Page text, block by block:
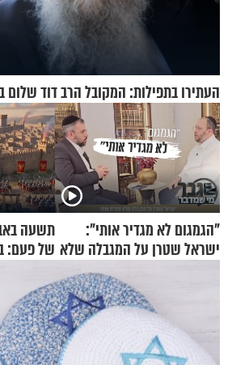
העתירו בתפילות: המקובל הרב דוד שלום
"הגמגום לא מגדיר אותי":
ישראל שטרן על המגבלה שלא
תשעה
של פעם: